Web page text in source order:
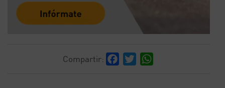
Compartir: Facebook
Twitter